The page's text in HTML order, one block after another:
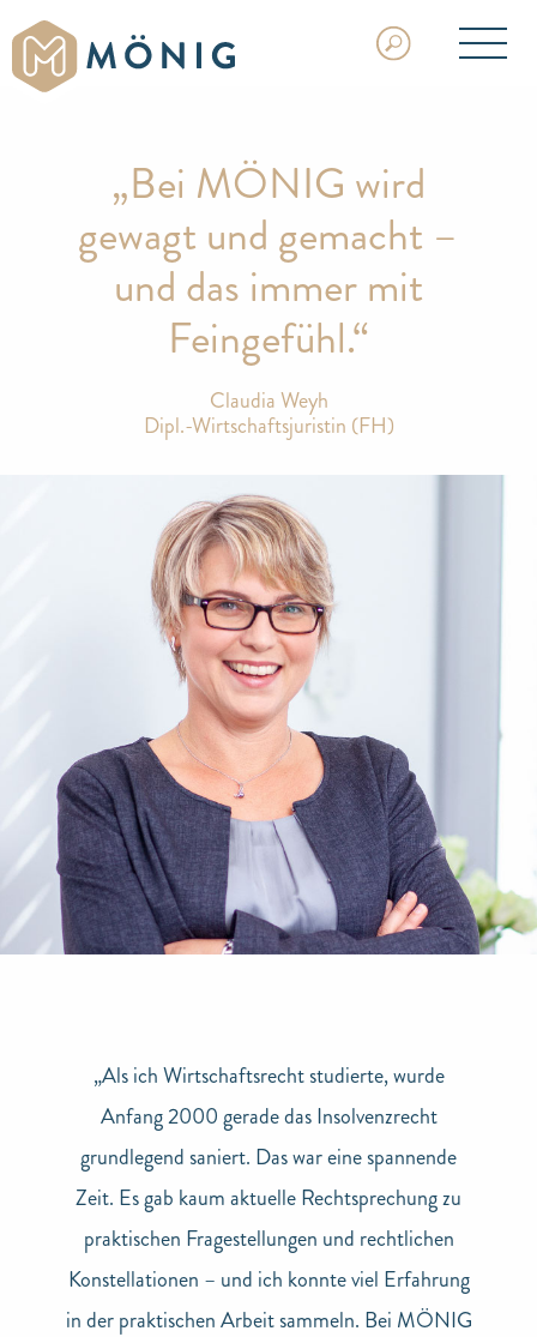
„Bei MÖNIG wird
gewagt und gemacht –
und das immer mit
Feingefühl.“
Claudia Weyh
Dipl.-Wirtschaftsjuristin (FH)
„Als ich Wirtschaftsrecht studierte, wurde
Anfang 2000 gerade das Insolvenzrecht
grundlegend saniert. Das war eine spannende
Zeit. Es gab kaum aktuelle Rechtsprechung zu
praktischen Fragestellungen und rechtlichen
Konstellationen – und ich konnte viel Erfahrung
in der praktischen Arbeit sammeln. Bei MÖNIG